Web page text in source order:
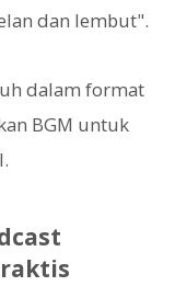
dan lembut".
dalam format
BGM untuk